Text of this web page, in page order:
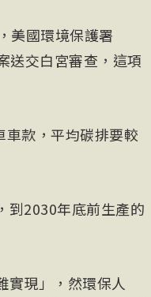
美國環境保護署
送交白宮審查，這項
款，平均碳排要較
到2030年底前生產的
實現」，然環保人